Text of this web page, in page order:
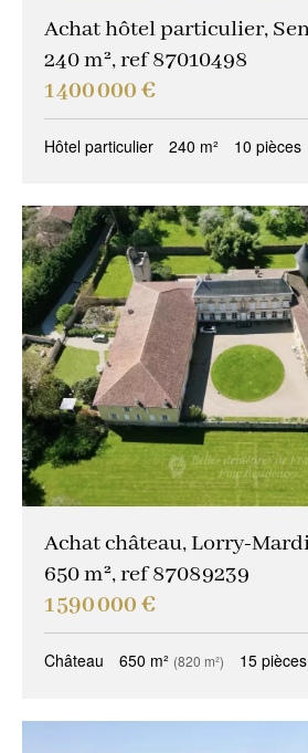
Achat hôtel particulier,
240 m², ref 87010498
1 400 000 €
Hôtel particulier 240 m² 10 pièces
Achat château, Lorry-
650 m², ref 87089239
1 590 000 €
Château 650 m² (820 m²) 15 pièces